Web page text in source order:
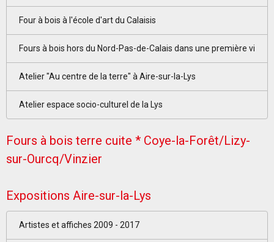
Four à bois à l'école d'art du Calaisis
Fours à bois hors du Nord-Pas-de-Calais dans une première vi
Atelier "Au centre de la terre" à Aire-sur-la-Lys
Atelier espace socio-culturel de la Lys
Fours à bois terre cuite * Coye-la-Forêt/Lizy-
sur-Ourcq/Vinzier
Expositions Aire-sur-la-Lys
Artistes et affiches 2009 - 2017